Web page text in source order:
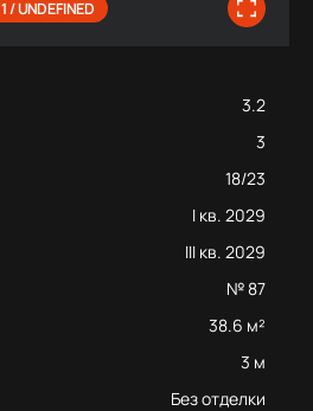
1 / UNDEFINED
3.2
3
18/23
I кв. 2029
III кв. 2029
№ 87
38.6 м²
3 м
Без отделки